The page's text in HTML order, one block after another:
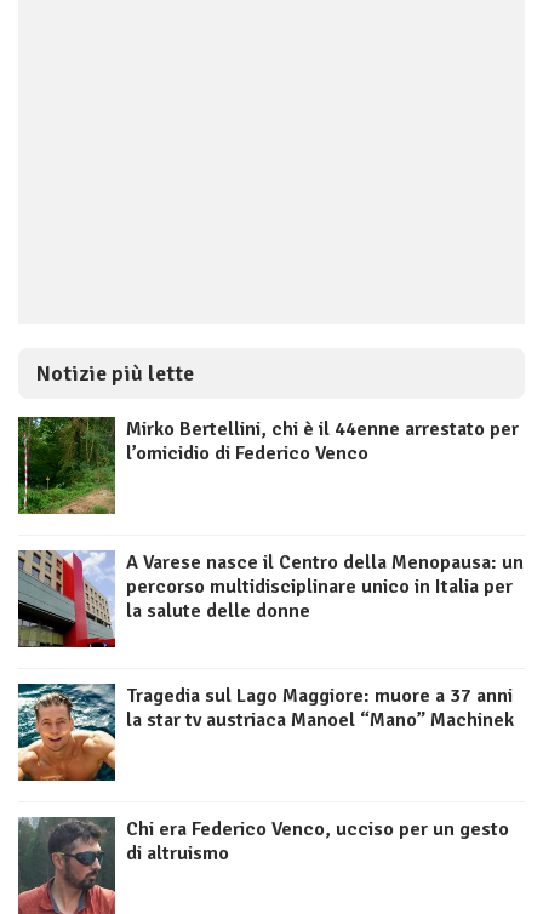
Notizie più lette
Mirko Bertellini, chi è il 44enne arrestato per
l’omicidio di Federico Venco
A Varese nasce il Centro della Menopausa: un
percorso multidisciplinare unico in Italia per
la salute delle donne
Tragedia sul Lago Maggiore: muore a 37 anni
la star tv austriaca Manoel “Mano” Machinek
Chi era Federico Venco, ucciso per un gesto
di altruismo